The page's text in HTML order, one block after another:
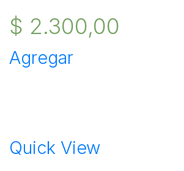
$ 2.300,00
Agregar
Quick View